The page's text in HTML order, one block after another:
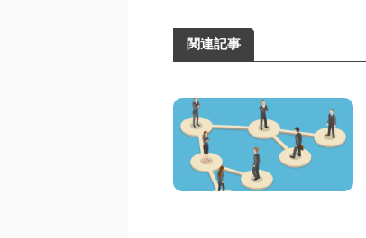
関連記事